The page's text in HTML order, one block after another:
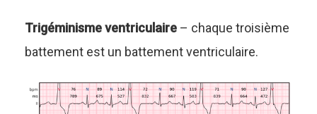
Trigéminisme ventriculaire – chaque troisième
battement est un battement ventriculaire.